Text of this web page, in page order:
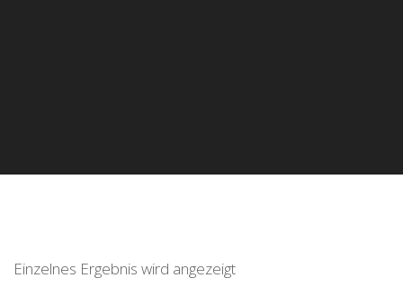
Einzelnes Ergebnis wird angezeigt